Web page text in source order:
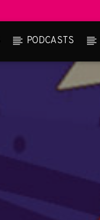
PODCASTS